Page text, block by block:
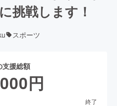
挑戦します！
スポーツ
支援総額
円
終了